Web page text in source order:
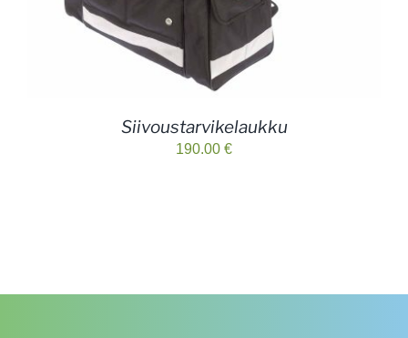
Siivoustarvikelaukku
190.00 €